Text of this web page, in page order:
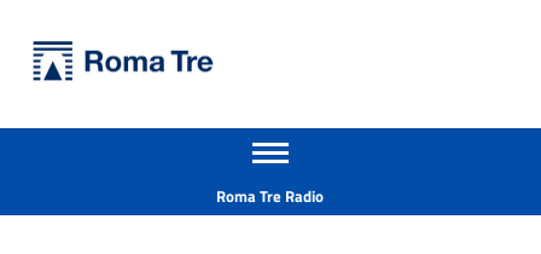
Prof. ANTONIO SPADAFORA ricerca - Università Roma Tre
Apri il menu secondario
Roma Tre Radio